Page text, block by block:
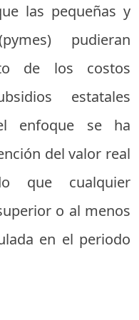
las pequeñas y
pudieran
de los costos
estatales
enfoque se ha
del valor real
que cualquier
o al menos
en el periodo